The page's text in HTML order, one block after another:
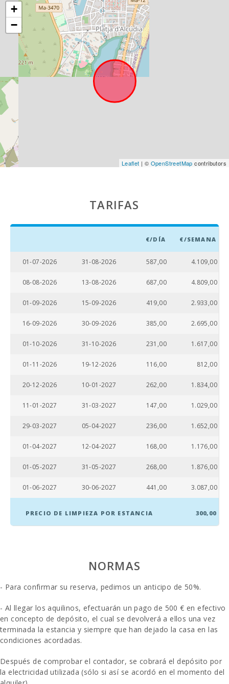
JUNGLE PARC
MALLORCA
Katmandu
Park (km):
Parque
atracciones -
Marineland
Parque
acuático -
Hidropark
Playa Can
des Revellar
Drach (km):
Playa de arena
(m):
Playa de Muro
- Playa de
playa (m):
Distancia a
restaurantes
Pueblo
Estación de
tren
Palma (km):
Estación de
tren Sa Pobla
(km):
Parada de
autobuses (m):
+
−
Leaflet | © OpenStreetMap contributors
TARIFAS
€/DÍA €/SEMANA
01-07-2026 31-08-2026 587,00 4.109,00
08-08-2026 13-08-2026 687,00 4.809,00
01-09-2026 15-09-2026 419,00 2.933,00
16-09-2026 30-09-2026 385,00 2.695,00
01-10-2026 31-10-2026 231,00 1.617,00
01-11-2026 19-12-2026 116,00 812,00
20-12-2026 10-01-2027 262,00 1.834,00
11-01-2027 31-03-2027 147,00 1.029,00
29-03-2027 05-04-2027 236,00 1.652,00
01-04-2027 12-04-2027 168,00 1.176,00
01-05-2027 31-05-2027 268,00 1.876,00
01-06-2027 30-06-2027 441,00 3.087,00
PRECIO DE LIMPIEZA POR ESTANCIA 300,00
NORMAS
- Para confirmar su reserva, pedimos un anticipo de 50%.
- Al llegar los aquilinos, efectuarán un pago de 500 € en efectivo
en concepto de depósito, el cual se devolverá a ellos una vez
terminada la estancia y siempre que han dejado la casa en las
condiciones acordadas.
Después de comprobar el contador, se cobrará el depósito por
la electricidad utilizada (sólo si así se acordó en el momento del